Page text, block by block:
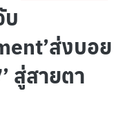
บ
ส่งบอย
สู่สายตา